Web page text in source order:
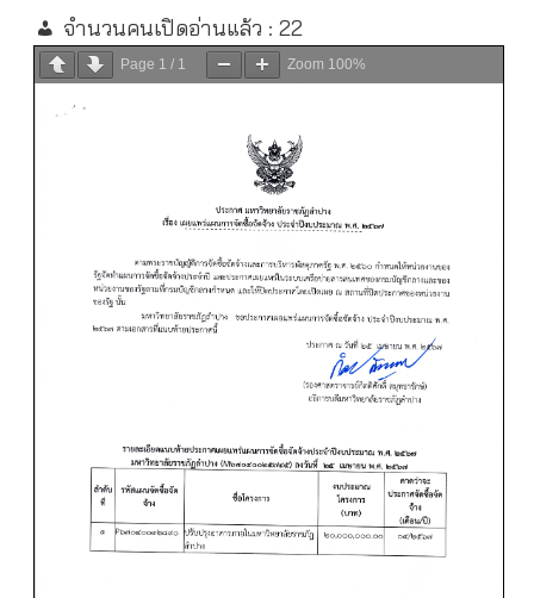
จำนวนคนเปิดอ่านแล้ว : 22
Page 1 / 1 Zoom 100%